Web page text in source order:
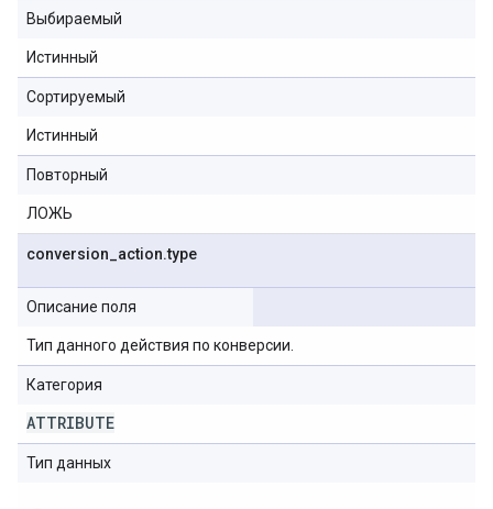
Выбираемый
Истинный
Сортируемый
Истинный
Повторный
ЛОЖЬ
conversion action.type
Описание поля
Тип данного действия по конверсии.
Категория
ATTRIBUTE
Тип данных